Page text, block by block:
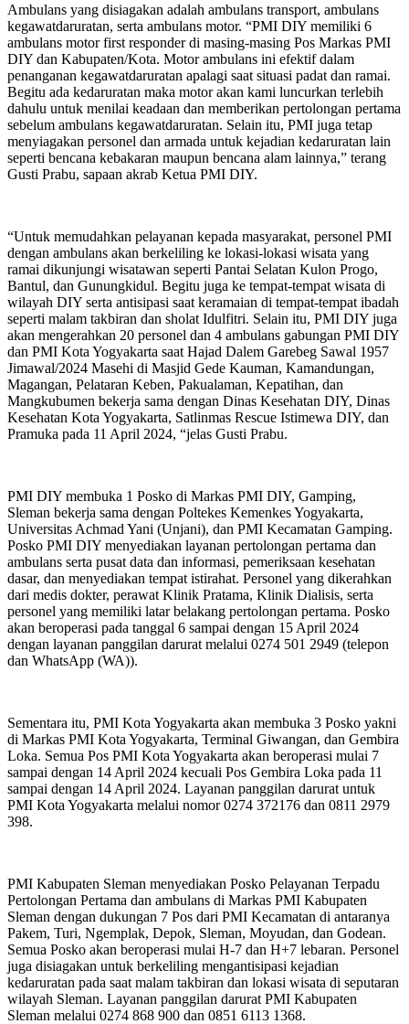
Ambulans yang disiagakan adalah ambulans transport, ambulans
kegawatdaruratan, serta ambulans motor. “PMI DIY memiliki 6
ambulans motor first responder di masing-masing Pos Markas PMI
DIY dan Kabupaten/Kota. Motor ambulans ini efektif dalam
penanganan kegawatdaruratan apalagi saat situasi padat dan ramai.
Begitu ada kedaruratan maka motor akan kami luncurkan terlebih
dahulu untuk menilai keadaan dan memberikan pertolongan pertama
sebelum ambulans kegawatdaruratan. Selain itu, PMI juga tetap
menyiagakan personel dan armada untuk kejadian kedaruratan lain
seperti bencana kebakaran maupun bencana alam lainnya,” terang
Gusti Prabu, sapaan akrab Ketua PMI DIY.
“Untuk memudahkan pelayanan kepada masyarakat, personel PMI
dengan ambulans akan berkeliling ke lokasi-lokasi wisata yang
ramai dikunjungi wisatawan seperti Pantai Selatan Kulon Progo,
Bantul, dan Gunungkidul. Begitu juga ke tempat-tempat wisata di
wilayah DIY serta antisipasi saat keramaian di tempat-tempat ibadah
seperti malam takbiran dan sholat Idulfitri. Selain itu, PMI DIY juga
akan mengerahkan 20 personel dan 4 ambulans gabungan PMI DIY
dan PMI Kota Yogyakarta saat Hajad Dalem Garebeg Sawal 1957
Jimawal/2024 Masehi di Masjid Gede Kauman, Kamandungan,
Magangan, Pelataran Keben, Pakualaman, Kepatihan, dan
Mangkubumen bekerja sama dengan Dinas Kesehatan DIY, Dinas
Kesehatan Kota Yogyakarta, Satlinmas Rescue Istimewa DIY, dan
Pramuka pada 11 April 2024, “jelas Gusti Prabu.
PMI DIY membuka 1 Posko di Markas PMI DIY, Gamping,
Sleman bekerja sama dengan Poltekes Kemenkes Yogyakarta,
Universitas Achmad Yani (Unjani), dan PMI Kecamatan Gamping.
Posko PMI DIY menyediakan layanan pertolongan pertama dan
ambulans serta pusat data dan informasi, pemeriksaan kesehatan
dasar, dan menyediakan tempat istirahat. Personel yang dikerahkan
dari medis dokter, perawat Klinik Pratama, Klinik Dialisis, serta
personel yang memiliki latar belakang pertolongan pertama. Posko
akan beroperasi pada tanggal 6 sampai dengan 15 April 2024
dengan layanan panggilan darurat melalui 0274 501 2949 (telepon
dan WhatsApp (WA)).
Sementara itu, PMI Kota Yogyakarta akan membuka 3 Posko yakni
di Markas PMI Kota Yogyakarta, Terminal Giwangan, dan Gembira
Loka. Semua Pos PMI Kota Yogyakarta akan beroperasi mulai 7
sampai dengan 14 April 2024 kecuali Pos Gembira Loka pada 11
sampai dengan 14 April 2024. Layanan panggilan darurat untuk
PMI Kota Yogyakarta melalui nomor 0274 372176 dan 0811 2979
398.
PMI Kabupaten Sleman menyediakan Posko Pelayanan Terpadu
Pertolongan Pertama dan ambulans di Markas PMI Kabupaten
Sleman dengan dukungan 7 Pos dari PMI Kecamatan di antaranya
Pakem, Turi, Ngemplak, Depok, Sleman, Moyudan, dan Godean.
Semua Posko akan beroperasi mulai H-7 dan H+7 lebaran. Personel
juga disiagakan untuk berkeliling mengantisipasi kejadian
kedaruratan pada saat malam takbiran dan lokasi wisata di seputaran
wilayah Sleman. Layanan panggilan darurat PMI Kabupaten
Sleman melalui 0274 868 900 dan 0851 6113 1368.